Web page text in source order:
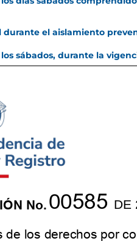
el aislamiento
sábados, durante la